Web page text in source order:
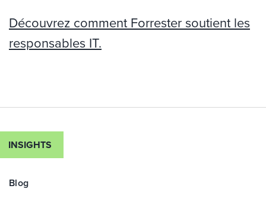
Découvrez comment Forrester soutient les
responsables IT.
INSIGHTS
Blog